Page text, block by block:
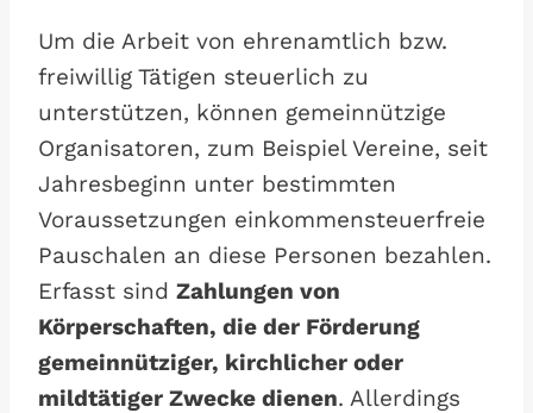
Um die Arbeit von ehrenamtlich bzw.
freiwillig Tätigen steuerlich zu
unterstützen, können gemeinnützige
Organisatoren, zum Beispiel Vereine, seit
Jahresbeginn unter bestimmten
Voraussetzungen einkommensteuerfreie
Pauschalen an diese Personen bezahlen.
Erfasst sind Zahlungen von
Körperschaften, die der Förderung
gemeinnütziger, kirchlicher oder
mildtätiger Zwecke dienen. Allerdings